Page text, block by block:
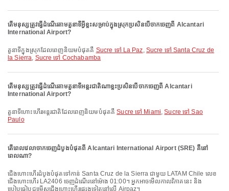
តើមនុស្សត្រូវធ្វើដំណើរតាមតួនាទីអ្វីខ្លះសម្រាប់ក្នុងស្រុកប្រសិនបើចាកចេញពី Alcantari
International Airport?
តួនាទីក្នុងស្រុកដែលពេញនិយមបំផុតគឺ Sucre ទៅ La Paz, Sucre ទៅ Santa Cruz de
la Sierra, Sucre ទៅ Cochabamba
តើមនុស្សត្រូវធ្វើដំណើរតាមតួនាទីអន្តរជាតិណាខ្លះប្រសិនបើចាកចេញពី Alcantari
International Airport?
តួនាទីហោះហើរអន្តរជាតិដែលពេញនិយមបំផុតគឺSucre ទៅ Miami,Sucre ទៅ Sao
Paulo
តើពេលវេលាចាកចេញដំបូងបំផុតពី Alcantari International Airport (SRE) គឺនៅ
ពេលណា?
ជើងហោះហើរដំបូងបំផុតទៅកាន់ Santa Cruz de la Sierra ជាមួយ LATAM Chile លេខ
ជើងហោះហើរ LA2406 ចេញដំណើរនៅម៉ោង 01:00។ អ្នកអាចមើលកាលវិភាគនេះ និង
ប្រៀបធៀបជម្រើសជើងហោះហើរផ្សេងទៀតនៅលើ Airpaz។